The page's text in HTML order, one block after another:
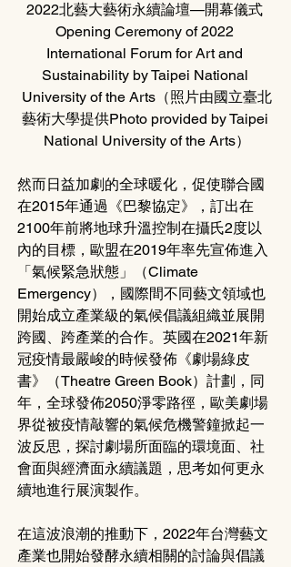
2022北藝大藝術永續論壇—開幕儀式
Opening Ceremony of 2022
International Forum for Art and
Sustainability by Taipei National
University of the Arts（照片由國立臺北
藝術大學提供Photo provided by Taipei
National University of the Arts）
然而日益加劇的全球暖化，促使聯合國
在2015年通過《巴黎協定》，訂出在
2100年前將地球升溫控制在攝氏2度以
內的目標，歐盟在2019年率先宣佈進入
「氣候緊急狀態」（Climate
Emergency），國際間不同藝文領域也
開始成立產業級的氣候倡議組織並展開
跨國、跨產業的合作。英國在2021年新
冠疫情最嚴峻的時候發佈《劇場綠皮
書》（Theatre Green Book）計劃，同
年，全球發佈2050淨零路徑，歐美劇場
界從被疫情敲響的氣候危機警鐘掀起一
波反思，探討劇場所面臨的環境面、社
會面與經濟面永續議題，思考如何更永
續地進行展演製作。
在這波浪潮的推動下，2022年台灣藝文
產業也開始發酵永續相關的討論與倡議